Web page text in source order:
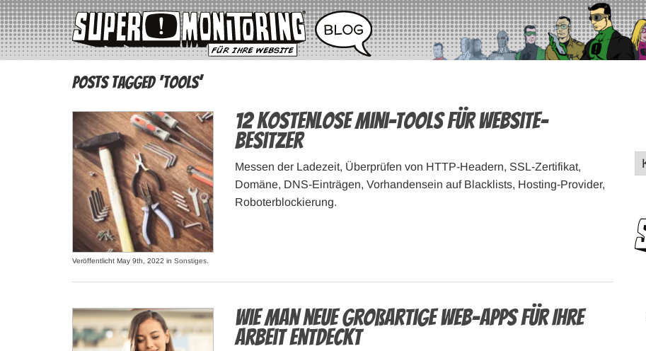
Posts Tagged ‘Tools’
12 kostenlose Mini-Tools für Website-
Besitzer
Messen der Ladezeit, Überprüfen von HTTP-Headern, SSL-Zertifikat,
Domäne, DNS-Einträgen, Vorhandensein auf Blacklists, Hosting-Provider,
Roboterblockierung.
Veröffentlicht May 9th, 2022 in Sonstiges
Wie man neue großartige Web-Apps für Ihre
Arbeit entdeckt